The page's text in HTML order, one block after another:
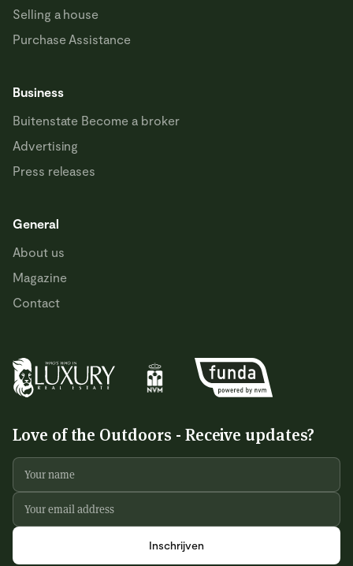
Selling a house
Purchase Assistance
Business
Buitenstate Become a broker
Advertising
Press releases
General
About us
Magazine
Contact
Love of the Outdoors - Receive updates?